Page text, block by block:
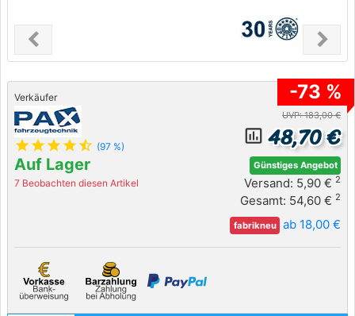
chevron_leftPrevious chevron_right
Next
Verkäufer
star star star star star_half (97 %)
Auf Lager
7 Beobachten diesen Artikel
-73 %
UVP: 183,00 €
insert_chart_outlined 48,70 €
Günstiges Angebot
Versand: 5,90 € 2
Gesamt: 54,60 € 2
fabrikneu ab 18,00 €